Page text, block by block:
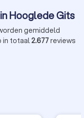
Hooglede Gits
gemiddeld
in totaal2.677reviews